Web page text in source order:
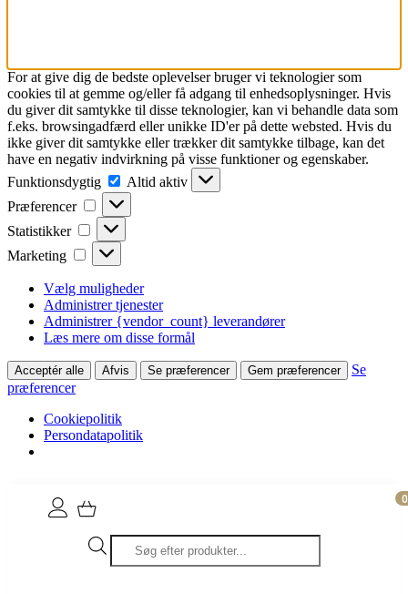
For at give dig de bedste oplevelser bruger vi teknologier som
cookies til at gemme og/eller få adgang til enhedsoplysninger. Hvis
du giver dit samtykke til disse teknologier, kan vi behandle data som
f.eks. browsingadfærd eller unikke ID'er på dette websted. Hvis du
ikke giver dit samtykke eller trækker dit samtykke tilbage, kan det
have en negativ indvirkning på visse funktioner og egenskaber.
Funktionsdygtig
Funktionsdygtig
Altid aktiv
Præferencer
Præferencer
Statistikker Statistikker
Marketing Marketing
Vælg muligheder
Administrer tjenester
Administrer {vendor_count} leverandører
Læs mere om disse formål
Acceptér alle Afvis Se præferencer Gem præferencer
Se
præferencer
Cookiepolitik
Persondatapolitik
0
Products
search